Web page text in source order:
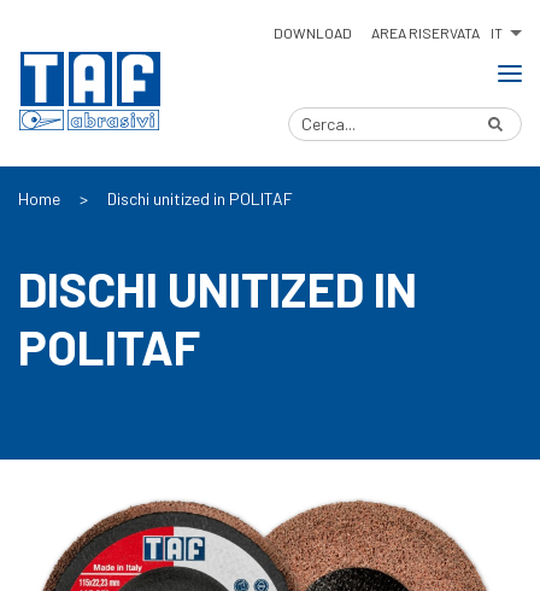
DOWNLOAD AREA RISERVATA IT
Home > Dischi unitized in POLITAF
DISCHI UNITIZED IN
POLITAF